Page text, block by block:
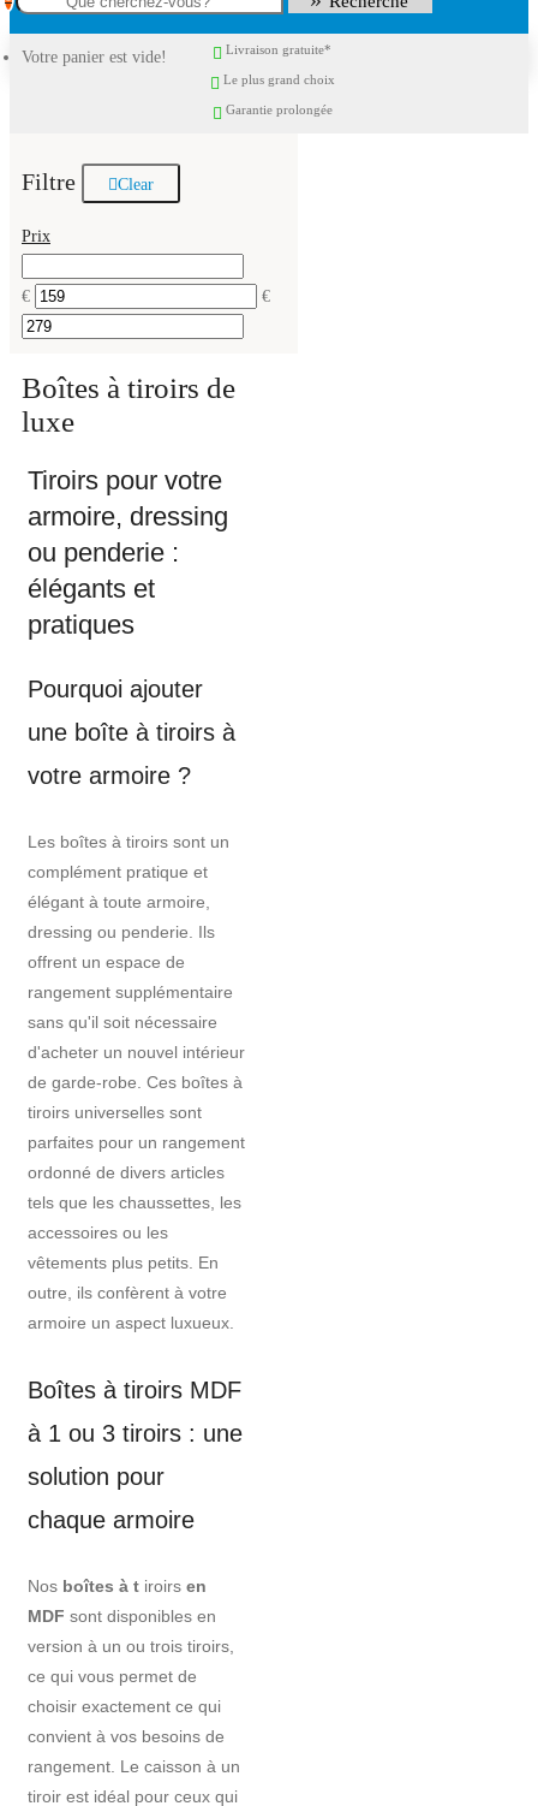
Votre panier est vide! Livraison gratuite*
Le plus grand choix
Garantie prolongée
Filtre Clear
Prix
€ €
Boîtes à tiroirs de
luxe
Tiroirs pour votre
armoire, dressing
ou penderie :
élégants et
pratiques
Pourquoi ajouter
une boîte à tiroirs à
votre armoire ?
Les boîtes à tiroirs sont un
complément pratique et
élégant à toute armoire,
dressing ou penderie. Ils
offrent un espace de
rangement supplémentaire
sans qu'il soit nécessaire
d'acheter un nouvel intérieur
de garde-robe. Ces boîtes à
tiroirs universelles sont
parfaites pour un rangement
ordonné de divers articles
tels que les chaussettes, les
accessoires ou les
vêtements plus petits. En
outre, ils confèrent à votre
armoire un aspect luxueux.
Boîtes à tiroirs MDF
à 1 ou 3 tiroirs : une
solution pour
chaque armoire
Nos boîtes à t iroirs en
MDF sont disponibles en
version à un ou trois tiroirs,
ce qui vous permet de
choisir exactement ce qui
convient à vos besoins de
rangement. Le caisson à un
tiroir est idéal pour ceux qui